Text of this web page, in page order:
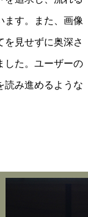
ます。また、画像
を見せずに奥深さ
した。ユーザーの
読み進めるような